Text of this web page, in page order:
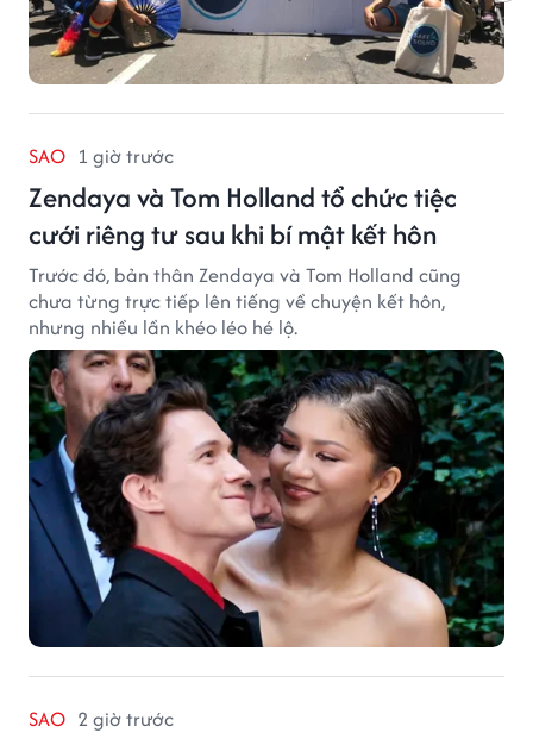
SAO 1 giờ trước
Zendaya và Tom Holland tổ chức tiệc
cưới riêng tư sau khi bí mật kết hôn
Trước đó, bản thân Zendaya và Tom Holland cũng
chưa từng trực tiếp lên tiếng về chuyện kết hôn,
nhưng nhiều lần khéo léo hé lộ.
SAO 2 giờ trước